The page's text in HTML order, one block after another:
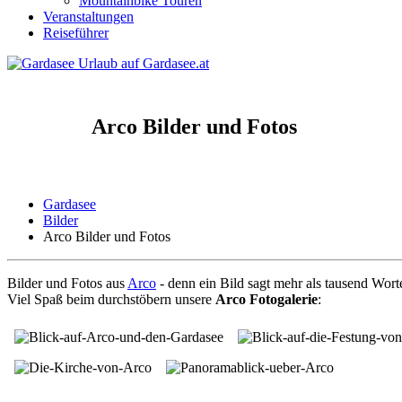
Veranstaltungen
Reiseführer
Arco Bilder und Fotos
Gardasee
Bilder
Arco Bilder und Fotos
Bilder und Fotos aus Arco - denn ein Bild sagt mehr als tausend
Viel Spaß beim durchstöbern unsere Arco Fotogalerie: